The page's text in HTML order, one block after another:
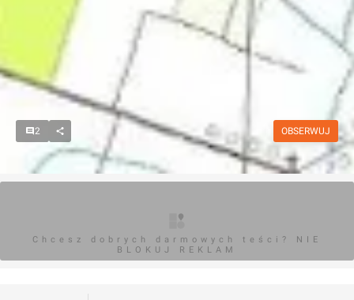
2 OBSERWUJ
Chcesz dobrych darmowych teści? NIE
BLOKUJ REKLAM